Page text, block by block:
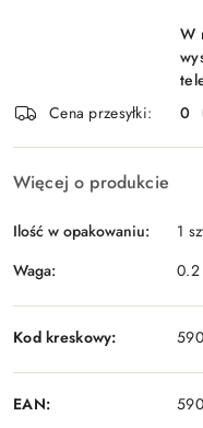
W
Cena przesyłki:
0
Więcej o produkcie
Ilość w opakowaniu:
1
Waga:
0.2
Kod kreskowy:
EAN: